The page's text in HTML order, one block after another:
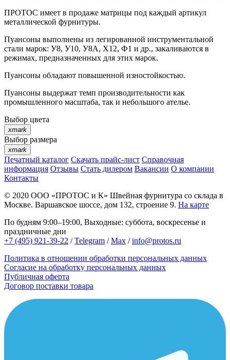
ПРОТОС имеет в продаже матрицы под каждый артикул
металлической фурнитуры.
Пуансоны выполнены из легированной инструментальной
стали марок: У8, У10, У8А, Х12, Ф1 и др., закаливаются в
режимах, предназначенных для этих марок.
Пуансоны обладают повышенной изностойкостью.
Пуансоны выдержат темп производительности как
промышленного масштаба, так и небольшого ателье.
Выбор цвета
xmark
Выбор размера
xmark
Печатный каталог Скачать прайс-лист Справочная
информация Отзывы Стать дилером Вакансии О компании
Контакты
© 2020 ООО «ПРОТОС и К» Швейная фурнитура со склада в
Москве. Варшавское шоссе, дом 132, строение 9. На карте
По будням 9:00–19:00, Выходные: суббота, воскресенье и
праздничные дни
+7 (495) 921-39-22 /Telegram /Max /info@protos.ru
Политика в отношении обработки персональных данных
Согласие на обработку персональных данных
Публичная оферта
Договор поставки товара